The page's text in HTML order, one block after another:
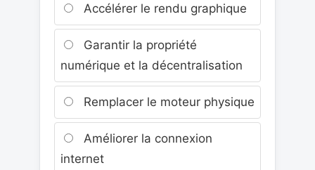
Accélérer le rendu graphique
Garantir la propriété
numérique et la décentralisation
Remplacer le moteur physique
Améliorer la connexion
internet